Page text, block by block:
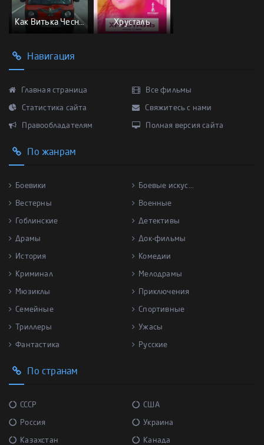
Как Витька Чеснок вез Леху Штыря в дом инвалидов Хрусталь
Навигация
Главная страница Все фильмы
Статистика сайта Свяжитесь с нами
Правообладателям Полная версия сайта
По жанрам
Боевики Боевые искус...
Вестерны Военные
Гоблинские Детективы
Драмы Док-фильмы
История Комедии
Криминал Мелодрамы
Мюзиклы Приключения
Семейные Спортивные
Триллеры Ужасы
Фантастика Русские
По странам
СССР США
Россия Украина
Казахстан Канада